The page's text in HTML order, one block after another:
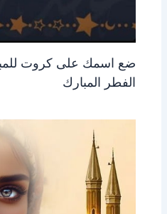
ضع اسمك على كروت
الفطر المبارك